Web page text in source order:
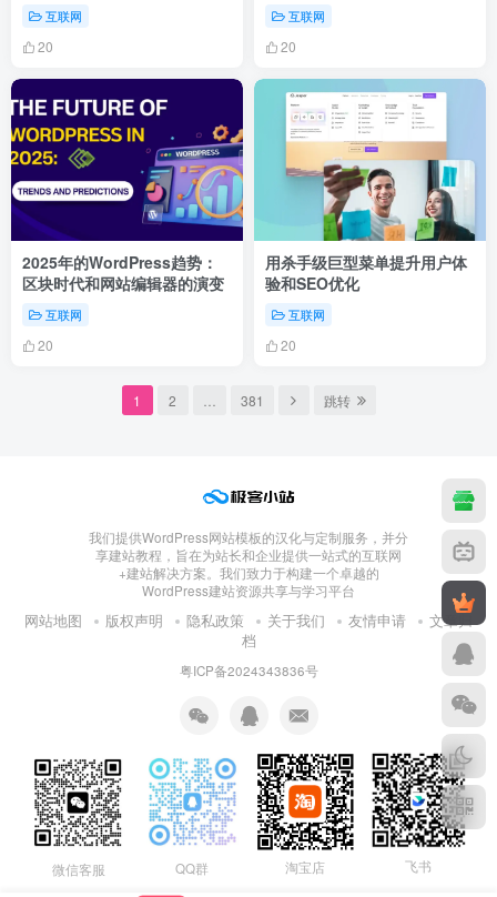
互联网
20
互联网
20
2025年的WordPress趋势：
区块时代和网站编辑器的演变
互联网
20
用杀手级巨型菜单提升用户体
验和SEO优化
互联网
20
1 2 381 跳转
我们提供WordPress网站模板的汉化与定制服务，并分
享建站教程，旨在为站长和企业提供一站式的互联网
+建站解决方案。我们致力于构建一个卓越的
WordPress建站资源共享与学习平台
网站地图 版权声明 隐私政策 关于我们 友情申请
文章归
档
粤ICP备2024343836号
微信客服 QQ群 淘宝店 飞书